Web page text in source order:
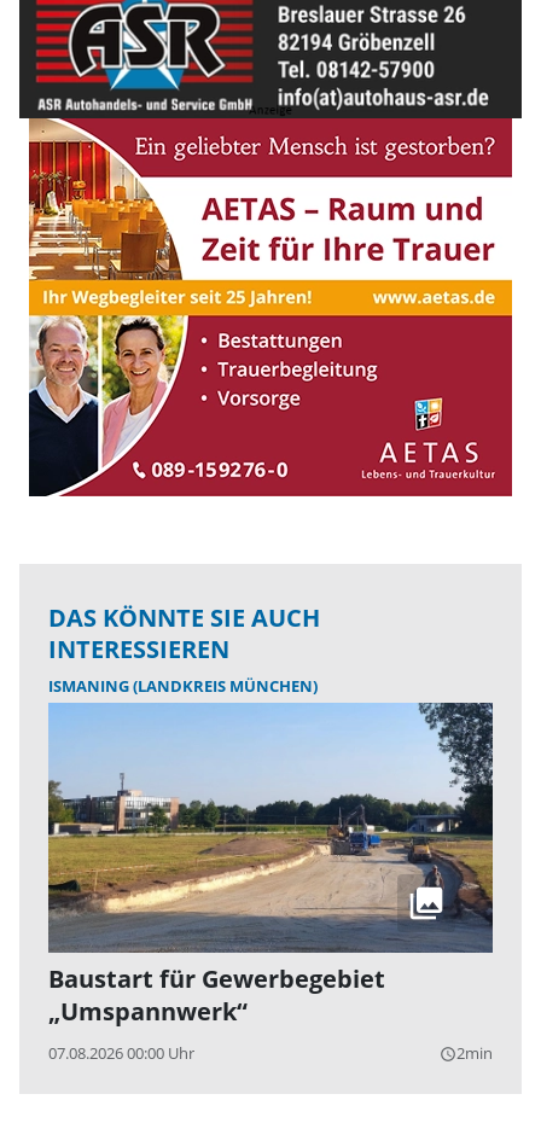
DAS KÖNNTE SIE AUCH
INTERESSIEREN
ISMANING (LANDKREIS MÜNCHEN)
Baustart für Gewerbegebiet
„Umspannwerk“
07.08.2026 00:00 Uhr query_builder2min